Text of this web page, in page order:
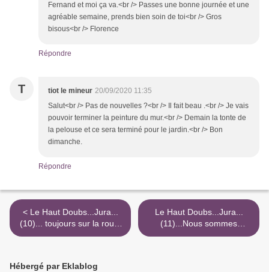
Fernand et moi ça va.<br /> Passes une bonne journée et une
agréable semaine, prends bien soin de toi<br /> Gros
bisous<br /> Florence
Répondre
T tiot le mineur 20/09/2020 11:35
Salut<br /> Pas de nouvelles ?<br /> Il fait beau .<br /> Je vais
pouvoir terminer la peinture du mur.<br /> Demain la tonte de
la pelouse et ce sera terminé pour le jardin.<br /> Bon
dimanche.
Répondre
< Le Haut Doubs...Jura...
(10)... toujours sur la route
de Pontarlier...Nous suivons
Le Haut Doubs...Jura...
(11)...Nous sommes
toujours sur la route de
Hébergé par Eklablog